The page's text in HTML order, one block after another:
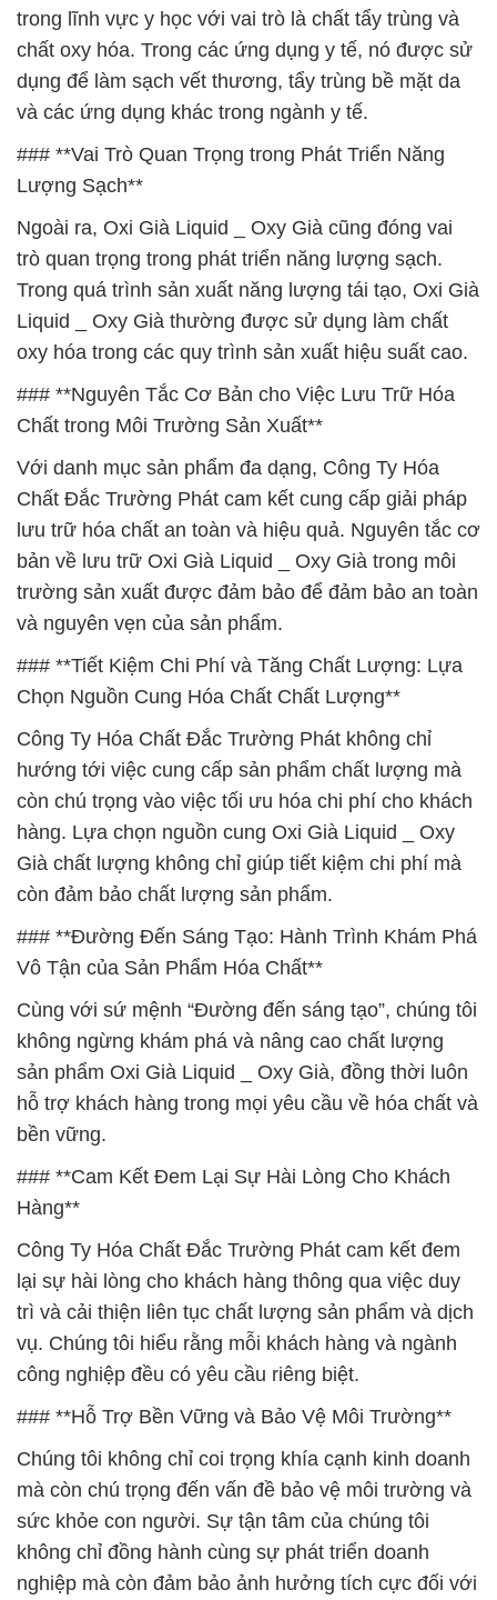
trong lĩnh vực y học với vai trò là chất tẩy trùng và
chất oxy hóa. Trong các ứng dụng y tế, nó được sử
dụng để làm sạch vết thương, tẩy trùng bề mặt da
và các ứng dụng khác trong ngành y tế.
### **Vai Trò Quan Trọng trong Phát Triển Năng
Lượng Sạch**
Ngoài ra, Oxi Già Liquid _ Oxy Già cũng đóng vai
trò quan trọng trong phát triển năng lượng sạch.
Trong quá trình sản xuất năng lượng tái tạo, Oxi Già
Liquid _ Oxy Già thường được sử dụng làm chất
oxy hóa trong các quy trình sản xuất hiệu suất cao.
### **Nguyên Tắc Cơ Bản cho Việc Lưu Trữ Hóa
Chất trong Môi Trường Sản Xuất**
Với danh mục sản phẩm đa dạng, Công Ty Hóa
Chất Đắc Trường Phát cam kết cung cấp giải pháp
lưu trữ hóa chất an toàn và hiệu quả. Nguyên tắc cơ
bản về lưu trữ Oxi Già Liquid _ Oxy Già trong môi
trường sản xuất được đảm bảo để đảm bảo an toàn
và nguyên vẹn của sản phẩm.
### **Tiết Kiệm Chi Phí và Tăng Chất Lượng: Lựa
Chọn Nguồn Cung Hóa Chất Chất Lượng**
Công Ty Hóa Chất Đắc Trường Phát không chỉ
hướng tới việc cung cấp sản phẩm chất lượng mà
còn chú trọng vào việc tối ưu hóa chi phí cho khách
hàng. Lựa chọn nguồn cung Oxi Già Liquid _ Oxy
Già chất lượng không chỉ giúp tiết kiệm chi phí mà
còn đảm bảo chất lượng sản phẩm.
### **Đường Đến Sáng Tạo: Hành Trình Khám Phá
Vô Tận của Sản Phẩm Hóa Chất**
Cùng với sứ mệnh “Đường đến sáng tạo”, chúng tôi
không ngừng khám phá và nâng cao chất lượng
sản phẩm Oxi Già Liquid _ Oxy Già, đồng thời luôn
hỗ trợ khách hàng trong mọi yêu cầu về hóa chất và
bền vững.
### **Cam Kết Đem Lại Sự Hài Lòng Cho Khách
Hàng**
Công Ty Hóa Chất Đắc Trường Phát cam kết đem
lại sự hài lòng cho khách hàng thông qua việc duy
trì và cải thiện liên tục chất lượng sản phẩm và dịch
vụ. Chúng tôi hiểu rằng mỗi khách hàng và ngành
công nghiệp đều có yêu cầu riêng biệt.
### **Hỗ Trợ Bền Vững và Bảo Vệ Môi Trường**
Chúng tôi không chỉ coi trọng khía cạnh kinh doanh
mà còn chú trọng đến vấn đề bảo vệ môi trường và
sức khỏe con người. Sự tận tâm của chúng tôi
không chỉ đồng hành cùng sự phát triển doanh
nghiệp mà còn đảm bảo ảnh hưởng tích cực đối với